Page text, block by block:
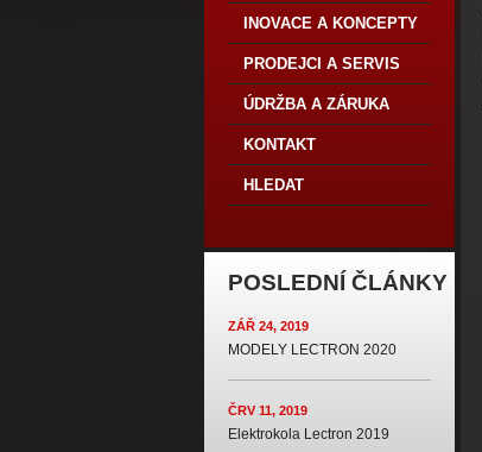
INOVACE A KONCEPTY
PRODEJCI A SERVIS
ÚDRŽBA A ZÁRUKA
KONTAKT
HLEDAT
POSLEDNÍ ČLÁNKY
ZÁŘ 24, 2019
MODELY LECTRON 2020
ČRV 11, 2019
Elektrokola Lectron 2019